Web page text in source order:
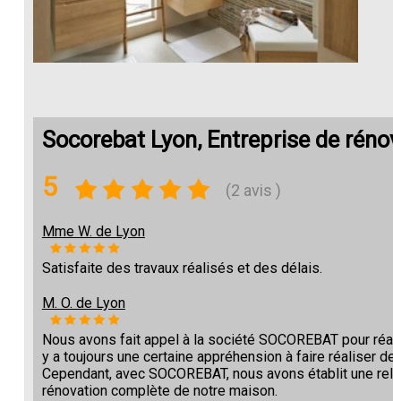
Socorebat Lyon, Entreprise de
5 (2 avis )
Mme W. de Lyon
Satisfaite des travaux réalisés et des délais.
M. O. de Lyon
Nous avons fait appel à la société SOCOREBAT pour
y a toujours une certaine appréhension à faire réaliser
Cependant, avec SOCOREBAT, nous avons établit une
rénovation complète de notre maison.